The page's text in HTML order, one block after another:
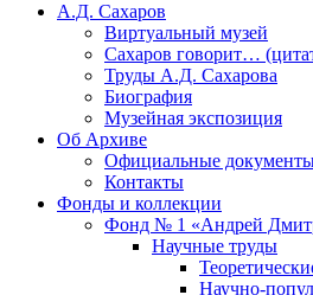
А.Д. Сахаров
Виртуальный музей
Сахаров говорит…
Труды А.Д. Сахарова
Биография
Музейная экспозиция
Об Архиве
Официальные
Контакты
Фонды и коллекции
Фонд № 1 «Андрей
Научные труды
Научно-